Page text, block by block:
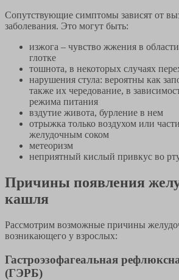
Сопутствующие симптомы зависят от
заболевания. Это могут быть:
изжога – чувство жжения в
глотке
тошнота, в некоторых случаях
нарушения стула: вероятны как
также их чередование, в
режима питания
вздутие живота, бурление в нем
отрыжка только воздухом или
желудочным соком
метеоризм
неприятный кислый привкус во
Причины появления
кашля
Рассмотрим возможные причины
возникающего у взрослых:
Гастроэзофагеальная
(ГЭРБ)